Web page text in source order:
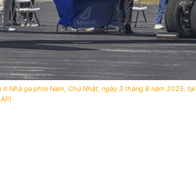
Nhà ga phía Nam, Chủ Nhật, ngày 3 tháng 8 năm 2025, tại